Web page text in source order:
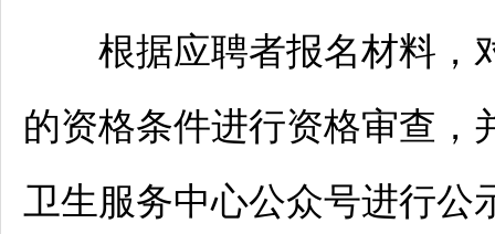
根据应聘者报名材料，
的资格条件进行资格审查，
卫生服务中心公众号进行公